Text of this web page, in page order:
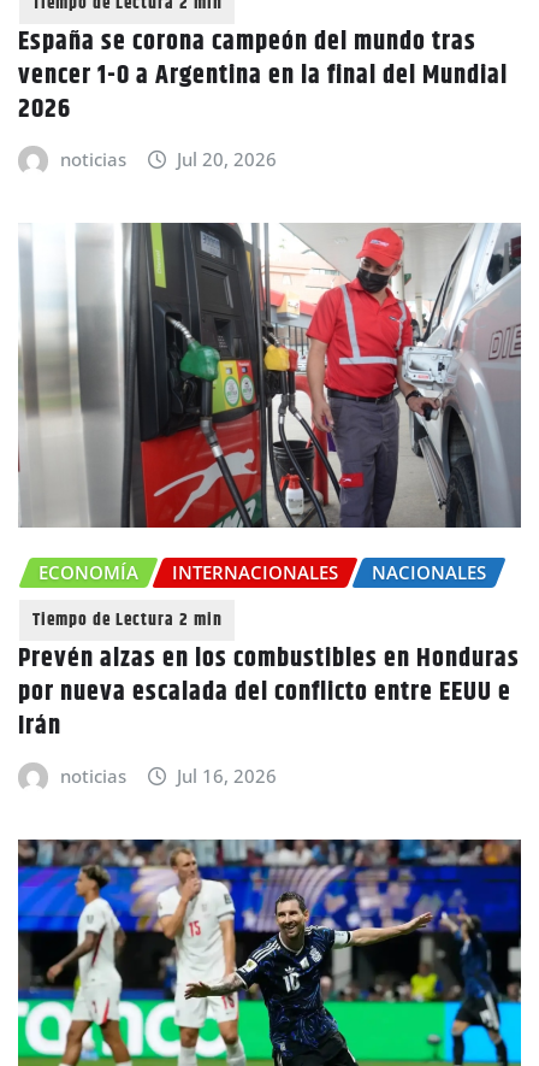
España se corona campeón del mundo tras
vencer 1-0 a Argentina en la final del Mundial
2026
noticias Jul 20, 2026
ECONOMÍA INTERNACIONALES NACIONALES
Prevén alzas en los combustibles en Honduras
por nueva escalada del conflicto entre EEUU e
Irán
noticias Jul 16, 2026